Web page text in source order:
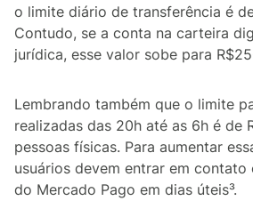
o limite diário de transferência é
Contudo, se a conta na carteira
jurídica, esse valor sobe para
Lembrando também que o limite
realizadas das 20h até as 6h é de
pessoas físicas. Para aumentar
usuários devem entrar em
do Mercado Pago em dias úteis³.